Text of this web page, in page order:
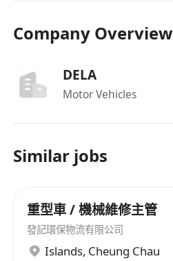
Company Overview
DELA
Motor Vehicles
Similar jobs
重型車 / 機械維修主管
發記環保物流有限公司
Islands, Cheung Chau